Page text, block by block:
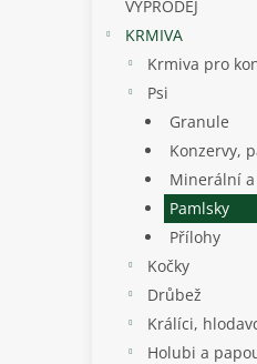
VÝPRODEJ
KRMIVA
Krmiva pro
Psi
Granule
Konzervy,
Minerální
Pamlsky
Přílohy
Kočky
Drůbež
Králíci,
Holubi a